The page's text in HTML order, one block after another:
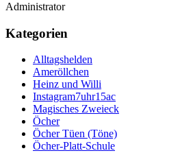
Administrator
Kategorien
Alltagshelden
Ameröllchen
Heinz und Willi
Instagram7uhr15ac
Magisches Zweieck
Öcher
Öcher Tüen (Töne)
Öcher-Platt-Schule